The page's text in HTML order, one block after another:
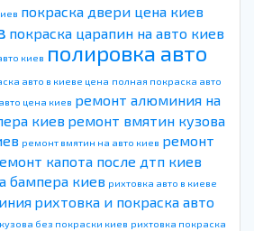
покраска двери цена киев
покраска царапин на авто киев
киев полировка авто
авто в киеве цена полная покраска авто
цена киев ремонт алюминия на
киев ремонт вмятин кузова
ремонт вмятин на авто киев ремонт
капота после дтп киев
бампера киев рихтовка авто в киеве
рихтовка и покраска авто
без покраски киев рихтовка покраска